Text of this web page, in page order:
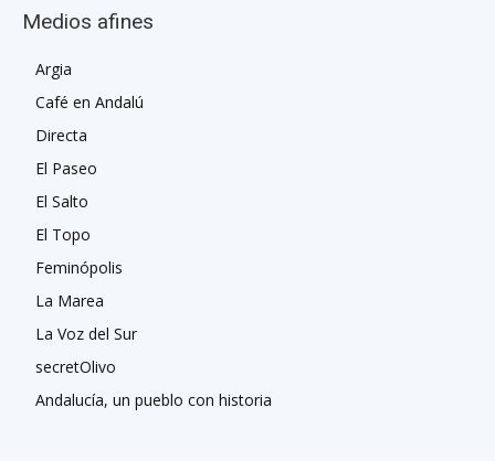
Medios afines
Argia
Café en Andalú
Directa
El Paseo
El Salto
El Topo
Feminópolis
La Marea
La Voz del Sur
secretOlivo
Andalucía, un pueblo con historia